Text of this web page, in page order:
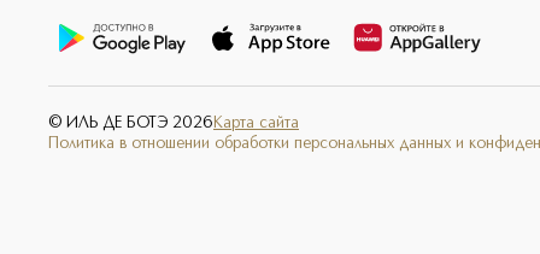
© ИЛЬ ДЕ БОТЭ 2026 Карта сайта
Политика в отношении обработки персональных данных и